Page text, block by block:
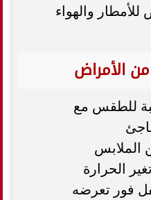
والهواء
الأمراض
للطقس مع
الملابس
الحرارة
فور تعرضه